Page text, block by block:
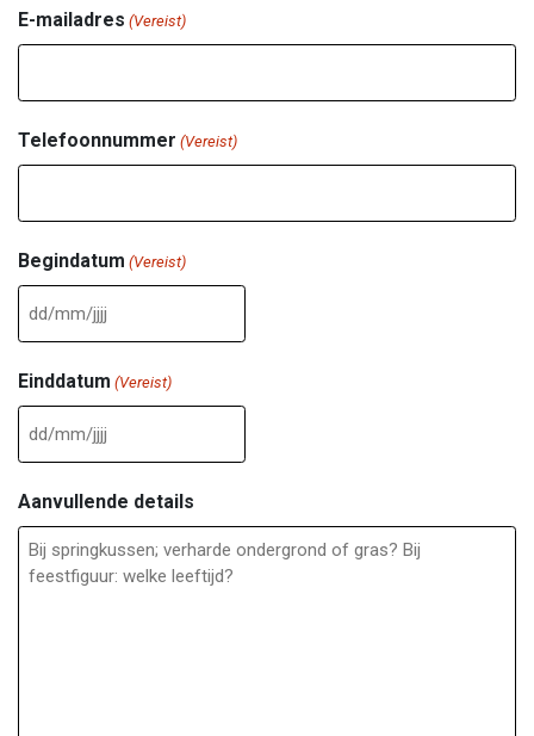
E-mailadres (Vereist)
Telefoonnummer (Vereist)
Begindatum (Vereist)
DD
MM
slash
JJJJ
Einddatum (Vereist)
DD
MM
slash
Aanvullende details